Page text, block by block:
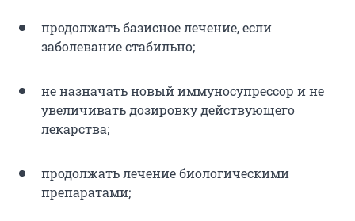
продолжать базисное лечение, если
заболевание стабильно;
не назначать новый иммуносупрессор и не
увеличивать дозировку действующего
лекарства;
продолжать лечение биологическими
препаратами;